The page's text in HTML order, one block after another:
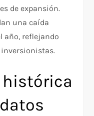
de expansión.
una caída
año, reflejando
histórica